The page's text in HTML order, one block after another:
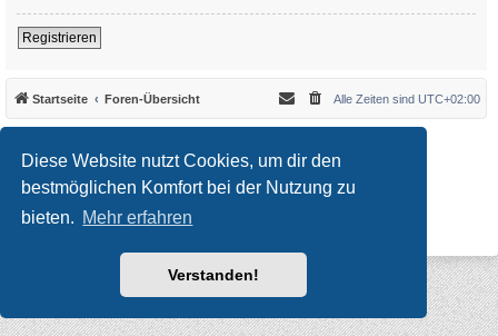
Diese Website nutzt Cookies, um dir den
bestmöglichen Komfort bei der Nutzung zu
bieten. Mehr erfahren
Verstanden!
Registrieren
Startseite Foren-Übersicht Alle Zeiten sind UTC+02:00
Updated to 3.3.x by
MannixMD
*Style version: 3.4.10
Powered byphpBB ® Forum Software © phpBB Limited
Datenschutz